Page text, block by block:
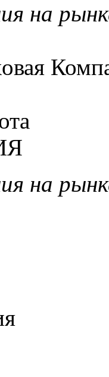
на
на